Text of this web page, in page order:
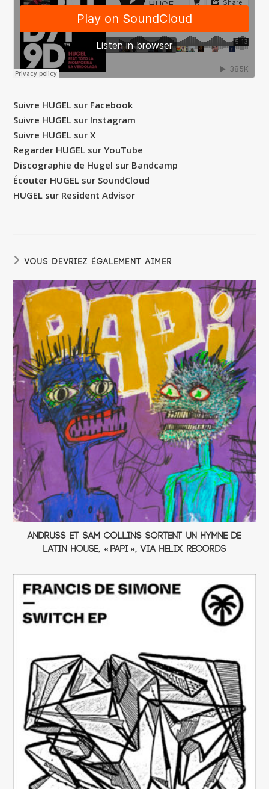
Suivre HUGEL sur Facebook
Suivre HUGEL sur Instagram
Suivre HUGEL sur X
Regarder HUGEL sur YouTube
Discographie de Hugel sur Bandcamp
Écouter HUGEL sur SoundCloud
HUGEL sur Resident Advisor
VOUS DEVRIEZ ÉGALEMENT AIMER
Andruss et Sam Collins sortent un hymne de
latin house, « PAPI », via Helix Records